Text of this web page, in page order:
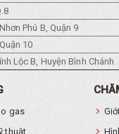
Phú B, Quận 9
10
Lộc B, Huyện Bình Chánh
gas
thuật